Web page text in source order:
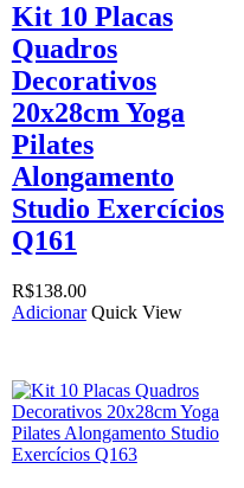
Kit 10 Placas
Quadros
Decorativos
20x28cm Yoga
Pilates
Alongamento
Studio Exercícios
Q161
R$138.00
Adicionar Quick View